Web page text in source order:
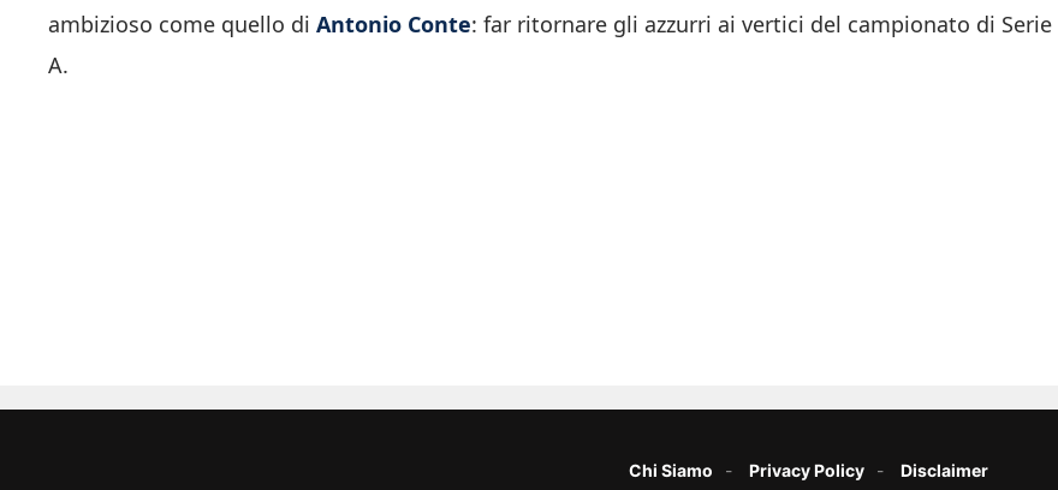
ambizioso come quello di Antonio Conte: far ritornare gli azzurri ai vertici del campionato di Serie
A.
Chi Siamo Privacy Policy Disclaimer